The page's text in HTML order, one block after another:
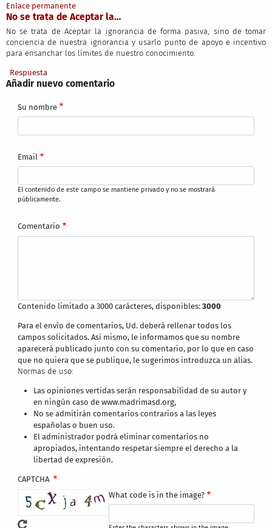
Enlace permanente
No se trata de Aceptar la…
No se trata de Aceptar la ignorancia de forma pasiva, sino de tomar
conciencia de nuestra ignorancia y usarlo punto de apoyo e incentivo
para ensanchar los límites de nuestro conocimiento.
Respuesta
Añadir nuevo comentario
Su nombre
Email
El contenido de este campo se mantiene privado y no se mostrará
públicamente.
Comentario
Contenido limitado a 3000 carácteres, disponibles:3000
Para el envío de comentarios, Ud. deberá rellenar todos los
campos solicitados. Así mismo, le informamos que su nombre
aparecerá publicado junto con su comentario, por lo que en caso
que no quiera que se publique, le sugerimos introduzca un alias.
Normas de uso:
Las opiniones vertidas serán responsabilidad de su autor y
en ningún caso de www.madrimasd.org,
No se admitirán comentarios contrarios a las leyes
españolas o buen uso.
El administrador podrá eliminar comentarios no
apropiados, intentando respetar siempre el derecho a la
libertad de expresión.
CAPTCHA
What code is in the image?